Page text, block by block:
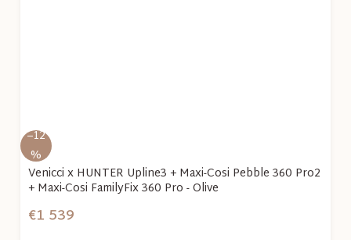
–12
%
Venicci x HUNTER Upline3 + Maxi-Cosi Pebble 360 Pro2
+ Maxi-Cosi FamilyFix 360 Pro - Olive
€1 539